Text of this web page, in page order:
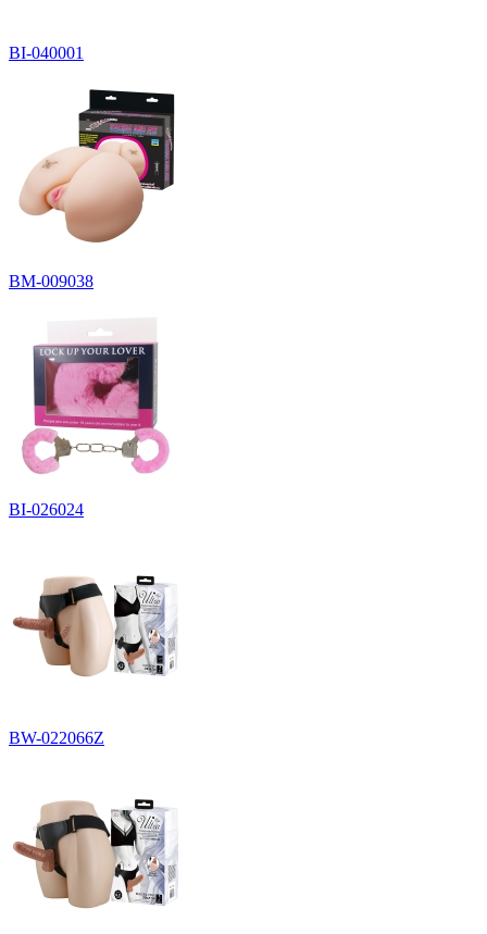
BI-040001
BM-009038
BI-026024
BW-022066Z